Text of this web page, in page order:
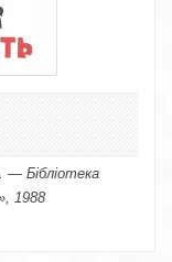
— Бібліотека
1988